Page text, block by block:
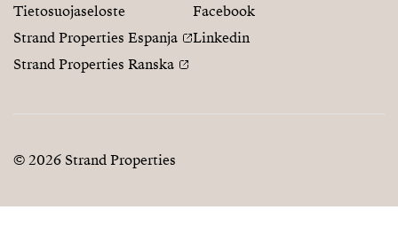
Tietosuojaseloste
Strand Properties Espanja
Strand Properties Ranska
Facebook
Linkedin
© 2026 Strand Properties